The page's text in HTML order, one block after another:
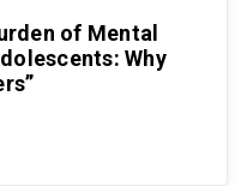
of Mental
Why